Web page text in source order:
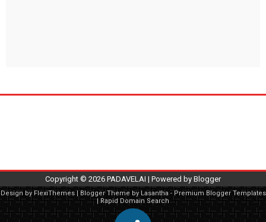
Copyright © 2026 PADAVELAI | Powered by Blogger
Design by FlexiThemes| Blogger Theme by Lasantha-Premium Blogger Templates
|Rapid Domain Search